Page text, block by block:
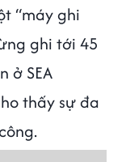
“máy ghi
ghi tới 45
ở SEA
thấy sự đa